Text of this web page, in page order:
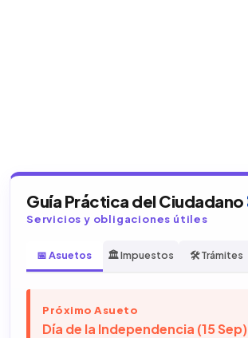
Guía Práctica del Ciudadano
Servicios y obligaciones útiles
📅 Asuetos 🏛️ Impuestos 🛠️ Trámites
Próximo Asueto
Día de la Independencia (15 Sep)